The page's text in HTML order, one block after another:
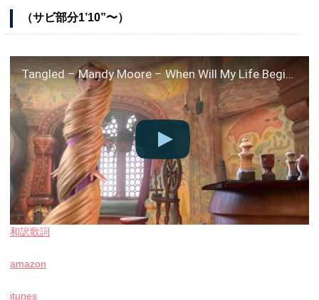
（サビ部分1’10”〜）
Tangled – Mandy Moore – When Will My Life Begin HD
和訳歌詞
amazon
itunes